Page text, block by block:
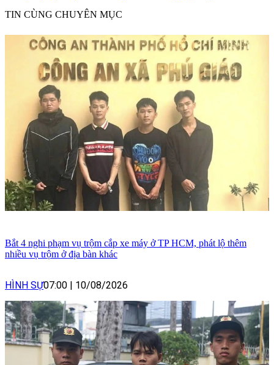
TIN CÙNG CHUYÊN MỤC
Bắt 4 nghi phạm vụ trộm cắp xe máy ở TP HCM, phát lộ thêm
nhiều vụ trộm ở địa bàn khác
HÌNH SỰ07:00 | 10/08/2026